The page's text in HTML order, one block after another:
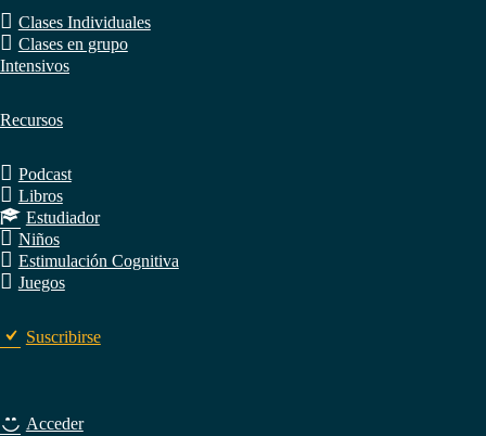
Clases Individuales
Clases en grupo
Intensivos
Recursos
Podcast
Libros
Estudiador
Niños
Estimulación Cognitiva
Juegos
Suscribirse
Acceder